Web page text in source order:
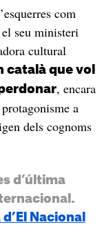
com
seu ministeri
cultural
català que vol
, encara
a
dels cognoms
d’última
Nacional